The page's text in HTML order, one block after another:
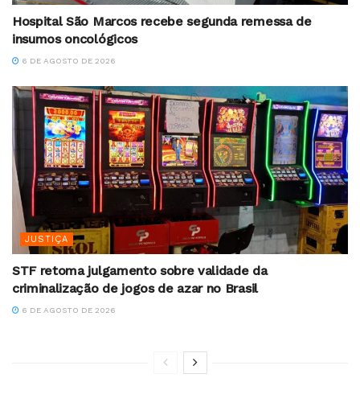
Hospital São Marcos recebe segunda remessa de
insumos oncológicos
6 DE AGOSTO DE 2026
JUSTIÇA
STF retoma julgamento sobre validade da
criminalização de jogos de azar no Brasil
6 DE AGOSTO DE 2026